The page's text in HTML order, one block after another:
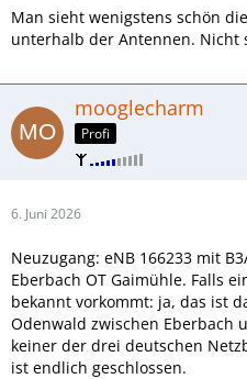
Man sieht wenigstens schön
unterhalb der Antennen. Nicht
mooglecharm
Profi
6. Juni 2026
Neuzugang: eNB 166233 mit
Eberbach OT Gaimühle. Falls
bekannt vorkommt: ja, das ist
Odenwald zwischen Eberbach
keiner der drei deutschen
ist endlich geschlossen.